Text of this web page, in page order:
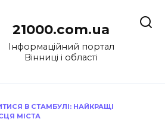
21000.com.ua
Інформаційний портал
Вінниці і області
В СТАМБУЛІ: НАЙКРАЩІ
МІСТА